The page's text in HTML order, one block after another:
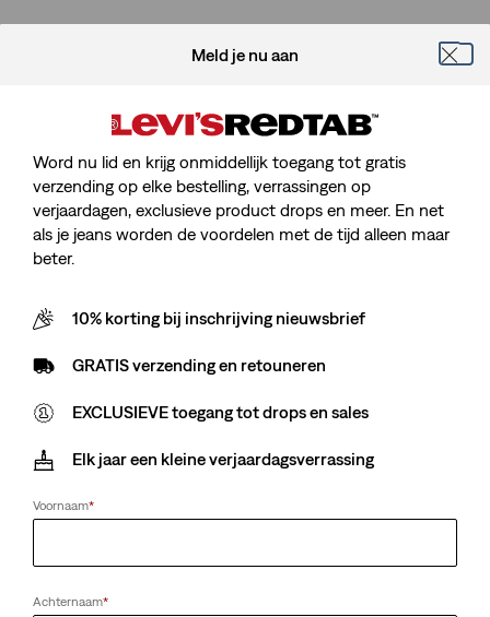
Meld je nu aan
Word nu lid en krijg onmiddellijk toegang tot gratis
verzending op elke bestelling, verrassingen op
verjaardagen, exclusieve product drops en meer. En net
als je jeans worden de voordelen met de tijd alleen maar
beter.
10% korting bij inschrijving nieuwsbrief
GRATIS verzending en retouneren
EXCLUSIEVE toegang tot drops en sales
Elk jaar een kleine verjaardagsverrassing
Voornaam*
Achternaam*